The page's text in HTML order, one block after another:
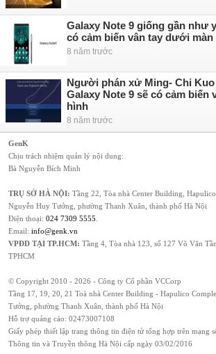
Galaxy Note 9 giống gần như
có cảm biến vân tay dưới
8 năm trước
Người phán xử Ming- Chi
Galaxy Note 9 sẽ có cảm biến
hình
8 năm trước
GenK
Chịu trách nhiệm quản lý nội dung:
Bà Nguyễn Bích Minh
TRỤ SỞ HÀ NỘI: Tầng 22, Tòa nhà Center Building,
Nguyễn Huy Tưởng, phường Thanh Xuân, thành phố Hà Nội
Điện thoại: 024 7309 5555
Email: info@genk.vn
VPĐD TẠI TP.HCM: Tầng 4, Tòa nhà 123, số 127 Võ Văn
TPHCM
© Copyright 2010 - 2026 - Công ty Cổ phần VCCorp
Tầng 17, 19, 20, 21 Toà nhà Center Building - Hapulico
Tưởng, phường Thanh Xuân, thành phố Hà Nội
Hỗ trợ quảng cáo: 02473007108
Giấy phép thiết lập trang thông tin điện tử tổng hợp trên mạng
Thông tin và Truyền thông Hà Nội cấp ngày 03/02/2016